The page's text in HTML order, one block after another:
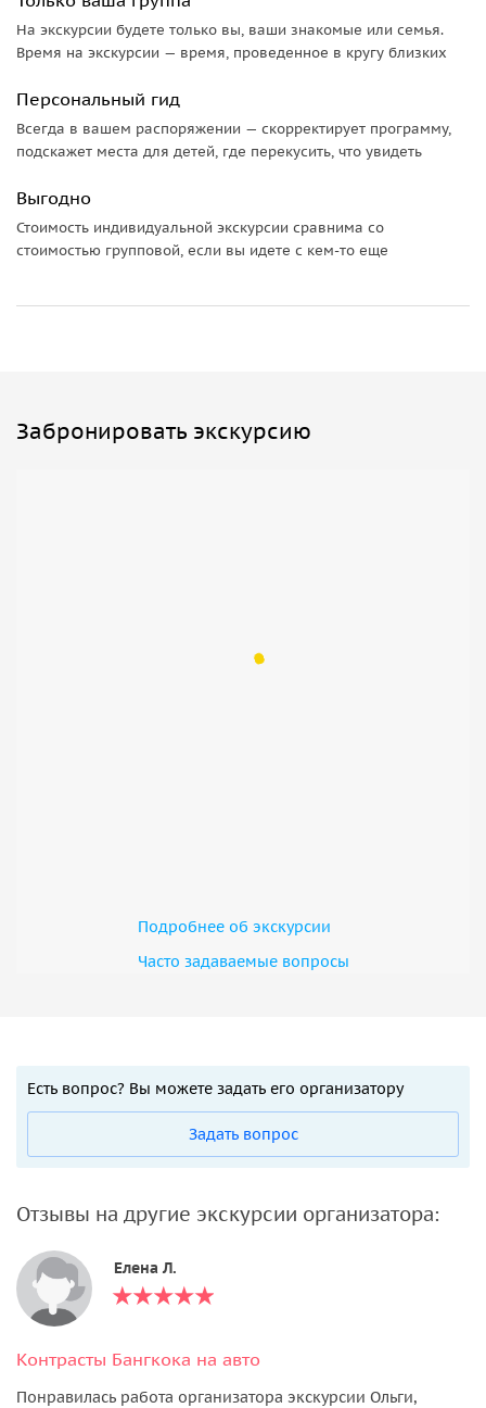
За туром следует просмотр нашего видео в магазине
сопровождении сыра и крекеров.
На экскурсии будете только вы, ваши знакомые или семья.
Время на экскурсии — время, проведенное в кругу близких
Персональный гид
Всегда в вашем распоряжении — скорректирует программу,
подскажет места для детей, где перекусить, что увидеть
Выгодно
Стоимость индивидуальной экскурсии сравнима со
стоимостью групповой, если вы идете с кем-то еще
Забронировать экскурсию
Подробнее об экскурсии
Часто задаваемые вопросы
Есть вопрос? Вы можете задать его организатору
Задать вопрос
Отзывы на другие экскурсии организатора:
Елена Л.
Контрасты Бангкока на авто
Понравилась работа организатора экскурсии Ольги,